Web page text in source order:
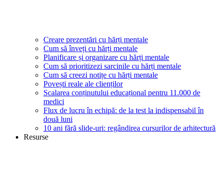
Creare prezentări cu hărți mentale
Cum să înveți cu hărți mentale
Planificare și organizare cu hărți mentale
Cum să prioritizezi sarcinile cu hărți mentale
Cum să creezi notițe cu hărți mentale
Povești reale ale clienților
Scalarea conținutului educațional pentru 11.000 de
medici
Flux de lucru în echipă: de la test la indispensabil în
două luni
10 ani fără slide-uri: regândirea cursurilor de arhitectură
Resurse